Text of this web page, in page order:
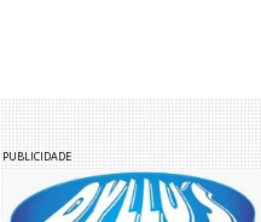
PUBLICIDADE